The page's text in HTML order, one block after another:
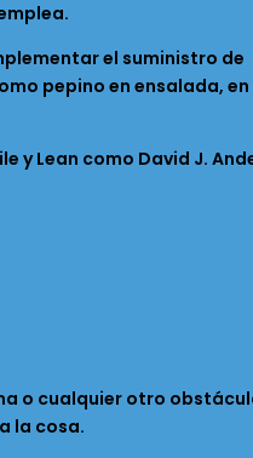
el suministro de
pepino en ensalada, en
y Lean como David J.
o cualquier otro
la cosa.